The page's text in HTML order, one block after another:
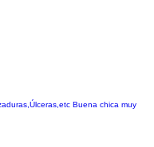
Buena chica muy